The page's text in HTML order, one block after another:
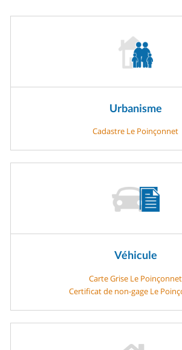
Urbanisme
Cadastre Le Poinçonnet
Véhicule
Carte Grise Le Poinçonnet
Certificat de non-gage Le